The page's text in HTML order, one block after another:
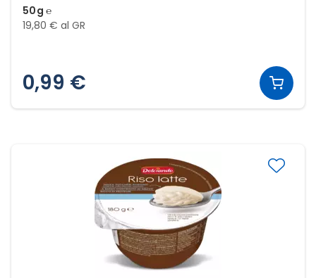
50g ℮
19,80 € al GR
0,99 €